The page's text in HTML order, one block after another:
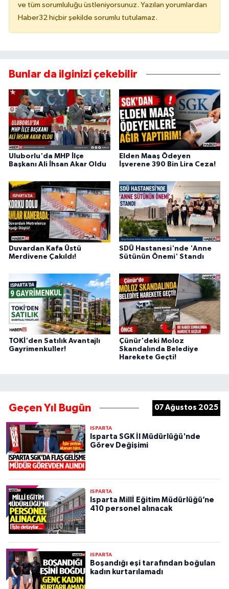
ve tüm sorumluluğu üstleniyorsunuz. Yazılan yorumlardan
Haber32 hiçbir şekilde sorumlu tutulamaz.
Bunlar da ilginizi çekebilir
Uluborlu'da MHP İlçe
Başkanı Ali İhsan Akar Oldu
Elden Maaş Ödeyen
İşverene 390 Bin Lira Ceza!
Duvardan Kafa Üstü
Merdivene Çakıldı!
SDÜ Hastanesi'nde 'Anne
Sütünün Önemi' Standı
TOKİ'den Satılık Avantajlı
Gayrimenkuller!
Çünür'deki Moloz
Skandalında Belediye
Harekete Geçti!
Geçen Yıl Bugün 07 Ağustos 2025
ISPARTA
Isparta SGK İl Müdürlüğü'nde
Görev Değişimi
ISPARTA
Isparta Millİ Eğitim Müdürlüğü’ne
410 personel alınacak
ISPARTA
Boşandığı eşi tarafından boğulan
kadın kurtarılamadı
Yerel
İletişim